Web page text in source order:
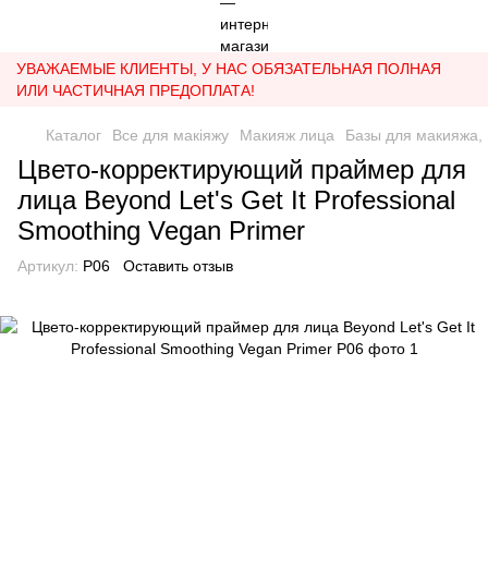
УВАЖАЕМЫЕ КЛИЕНТЫ, У НАС ОБЯЗАТЕЛЬНАЯ ПОЛНАЯ
ИЛИ ЧАСТИЧНАЯ ПРЕДОПЛАТА!
Каталог Все для макіяжу Макияж лица Базы для
Цвето-корректирующий праймер для
лица Beyond Let's Get It Professional
Smoothing Vegan Primer
Артикул: P06 Оставить отзыв